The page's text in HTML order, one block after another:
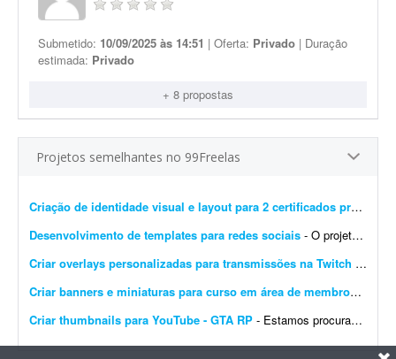
Submetido: 10/09/2025 às 14:51 | Oferta: Privado | Duração
estimada: Privado
+ 8 propostas
Projetos semelhantes no 99Freelas
Criação de identidade visual e layout para 2 certificados profissionais
Desenvolvimento de templates para redes sociais - O projeto consiste em: Dar continuidade a uma identidade visual já existente (logotipo, paleta e tipografia já estão prontos). Já possuem brand kit pronto e a demo da p...
Criar overlays personalizadas para transmissões na Twitch
Criar banners e miniaturas para curso em área de membros
-
Criar thumbnails para YouTube - GTA RP - Estamos procurando um(a) designer de thumbnails experiente e criativo(a) para fazer parte da nossa equipe! Buscamos alguém que já tenha experiência com conteúdo de games...